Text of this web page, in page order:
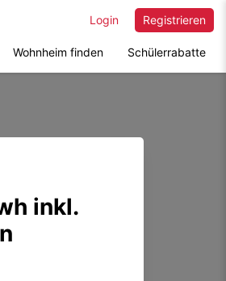
Registrieren
Login
Wohnheim finden Schülerrabatte
inkl.